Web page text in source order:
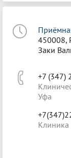
450008,
Заки
+7 (347)
Уфа